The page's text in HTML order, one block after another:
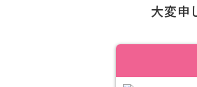
大変申